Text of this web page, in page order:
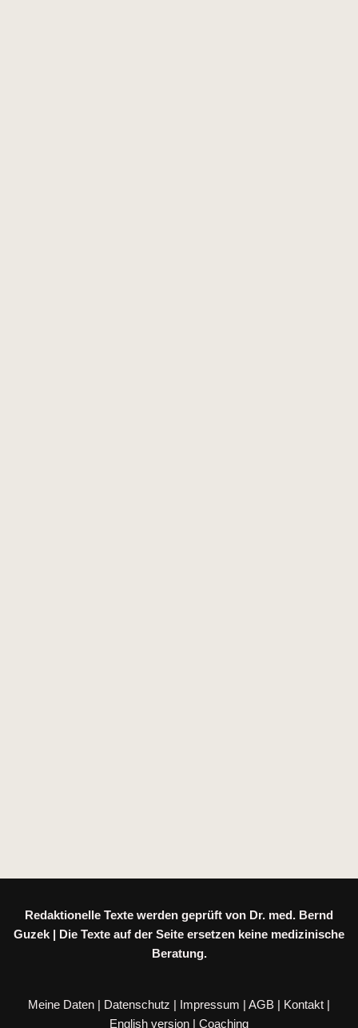
Redaktionelle Texte werden geprüft von Dr. med. Bernd
Guzek | Die Texte auf der Seite ersetzen keine medizinische
Beratung.
Meine Daten | Datenschutz | Impressum | AGB | Kontakt |
English version | Coaching